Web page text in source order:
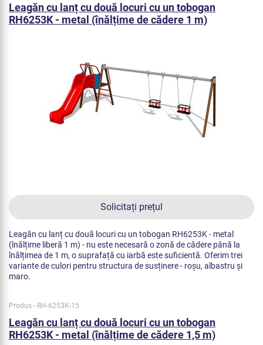
Leagăn cu lanț cu două locuri cu un tobogan
RH6253K - metal (înălțime de cădere 1 m)
Solicitați prețul
Leagăn cu lanț cu două locuri cu un tobogan RH6253K - metal
(înălțime liberă 1 m) - nu este necesară o zonă de cădere până la
înălțimea de 1 m, o suprafață cu iarbă este suficientă. Oferim trei
variante de culori pentru structura de susținere - roșu, albastru și
maro.
Produs - RH-6253K-15
Leagăn cu lanț cu două locuri cu un tobogan
RH6253K - metal (înălțime de cădere 1,5 m)